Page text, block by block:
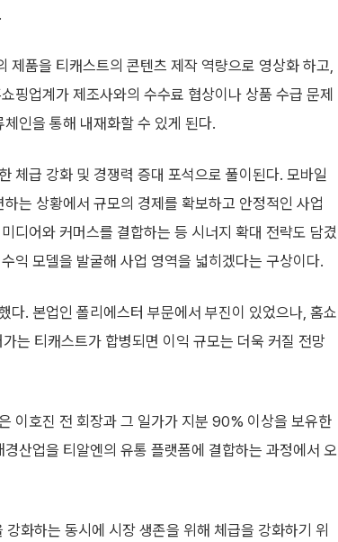
제품을 티캐스트의 콘텐츠 제작 역량으로 영상화 하고,
핑업계가 제조사와의 수수료 협상이나 상품 수급 문제
인을 통해 내재화할 수 있게 된다.
체급 강화 및 경쟁력 증대 포석으로 풀이된다. 모바일
는 상황에서 규모의 경제를 확보하고 안정적인 사업
디어와 커머스를 결합하는 등 시너지 확대 전략도 담겼
익 모델을 발굴해 사업 영역을 넓히겠다는 구상이다.
. 본업인 폴리에스터 부문에서 부진이 있었으나, 홈쇼
는 티캐스트가 합병되면 이익 규모는 더욱 커질 전망
이호진 전 회장과 그 일가가 지분 90% 이상을 보유한
산업을 티알엔의 유통 플랫폼에 결합하는 과정에서 오
화하는 동시에 시장 생존을 위해 체급을 강화하기 위